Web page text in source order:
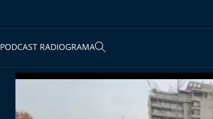
PODCAST RADIOGRAMA